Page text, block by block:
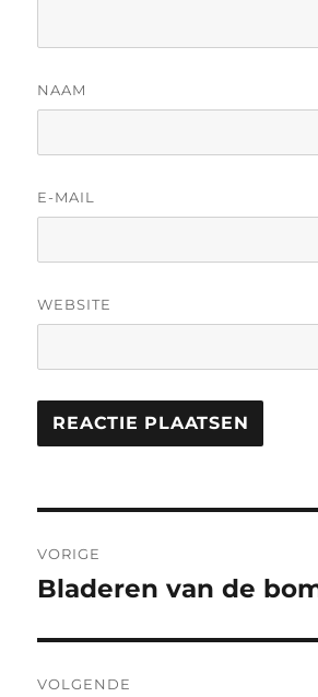
NAAM
E-MAIL
WEBSITE
VORIGE
Vorig
Bladeren van de
VOLGENDE